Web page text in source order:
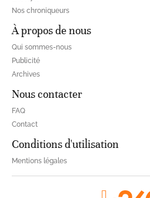
Nos chroniqueurs
À propos de nous
Qui sommes-nous
Publicité
Archives
Nous contacter
FAQ
Contact
Conditions d'utilisation
Mentions légales